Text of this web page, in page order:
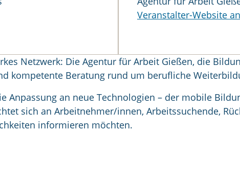
Veranstalter-Website
Netzwerk: Die Agentur für Arbeit Gießen, die
kompetente Beratung rund um berufliche
Anpassung an neue Technologien – der mobile
sich an Arbeitnehmer/innen, Arbeitssuchende,
informieren möchten.